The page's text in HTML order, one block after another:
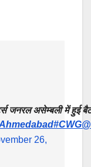
जनरल असेम्बली में हुई
#CWG
26,